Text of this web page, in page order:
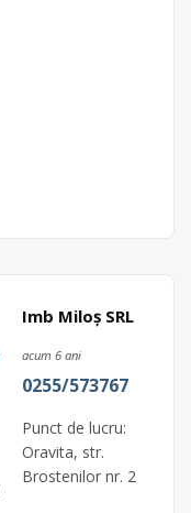
Imb Miloș SRL
acum 6 ani
0255/573767
Punct de lucru:
Oravita, str.
Brostenilor nr. 2